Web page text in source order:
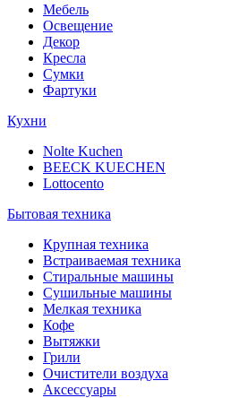
Мебель
Освещение
Декор
Кресла
Сумки
Фартуки
Кухни
Nolte Kuchen
BEECK KUECHEN
Lottocento
Бытовая техника
Крупная техника
Встраиваемая техника
Стиральные машины
Сушильные машины
Мелкая техника
Кофе
Вытяжки
Грили
Очистители воздуха
Аксессуары